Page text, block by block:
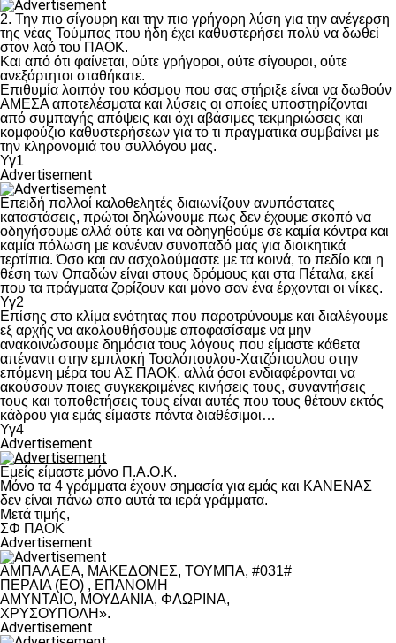
2. Την πιο σίγουρη και την πιο γρήγορη λύση για την ανέγερση
της νέας Τούμπας που ήδη έχει καθυστερήσει πολύ να δωθεί
στον λαό του ΠΑΟΚ.
Και από ότι φαίνεται, ούτε γρήγοροι, ούτε σίγουροι, ούτε
ανεξάρτητοι σταθήκατε.
Επιθυμία λοιπόν του κόσμου που σας στήριξε είναι να δωθούν
ΑΜΕΣΑ αποτελέσματα και λύσεις οι οποίες υποστηρίζονται
από συμπαγής απόψεις και όχι αβάσιμες τεκμηριώσεις και
κομφούζιο καθυστερήσεων για το τι πραγματικά συμβαίνει με
την κληρονομιά του συλλόγου μας.
Υγ1
Advertisement
Επειδή πολλοί καλοθελητές διαιωνίζουν ανυπόστατες
καταστάσεις, πρώτοι δηλώνουμε πως δεν έχουμε σκοπό να
οδηγήσουμε αλλά ούτε και να οδηγηθούμε σε καμία κόντρα και
καμία πόλωση με κανέναν συνοπαδό μας για διοικητικά
τερτίπια. Όσο και αν ασχολούμαστε με τα κοινά, το πεδίο και η
θέση των Οπαδών είναι στους δρόμους και στα Πέταλα, εκεί
που τα πράγματα ζορίζουν και μόνο σαν ένα έρχονται οι νίκες.
Υγ2
Επίσης στο κλίμα ενότητας που παροτρύνουμε και διαλέγουμε
εξ αρχής να ακολουθήσουμε αποφασίσαμε να μην
ανακοινώσουμε δημόσια τους λόγους που είμαστε κάθετα
απέναντι στην εμπλοκή Τσαλόπουλου-Χατζόπουλου στην
επόμενη μέρα του ΑΣ ΠΑΟΚ, αλλά όσοι ενδιαφέρονται να
ακούσουν ποιες συγκεκριμένες κινήσεις τους, συναντήσεις
τους και τοποθετήσεις τους είναι αυτές που τους θέτουν εκτός
κάδρου για εμάς είμαστε πάντα διαθέσιμοι…
Υγ4
Advertisement
Εμείς είμαστε μόνο Π.Α.Ο.Κ.
Μόνο τα 4 γράμματα έχουν σημασία για εμάς και ΚΑΝΕΝΑΣ
δεν είναι πάνω απο αυτά τα ιερά γράμματα.
Μετά τιμής,
ΣΦ ΠΑΟΚ
Advertisement
ΑΜΠΑΛΑΕΑ, ΜΑΚΕΔΟΝΕΣ, ΤΟΥΜΠΑ, #031#
ΠΕΡΑΙΑ (ΕΟ) , ΕΠΑΝΟΜΗ
ΑΜΥΝΤΑΙΟ, ΜΟΥΔΑΝΙΑ, ΦΛΩΡΙΝΑ,
ΧΡΥΣΟΥΠΟΛΗ».
Advertisement